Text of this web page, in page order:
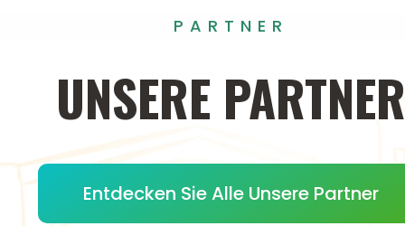
PARTNER
UNSERE PARTNER
Entdecken Sie Alle Unsere Partner